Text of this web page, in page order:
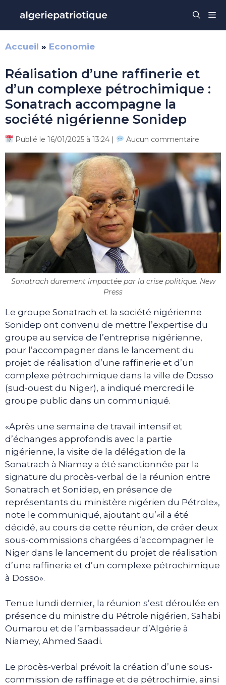
contenu
Accueil » Economie
Réalisation d’une raffinerie et
d’un complexe pétrochimique :
Sonatrach accompagne la
société nigérienne Sonidep
Publié le 16/01/2025 à 13:24 | Aucun commentaire
Sonatrach durement impactée par la crise politique. New
Press
Le groupe Sonatrach et la société nigérienne
Sonidep ont convenu de mettre l’expertise du
groupe au service de l’entreprise nigérienne,
pour l’accompagner dans le lancement du
projet de réalisation d’une raffinerie et d’un
complexe pétrochimique dans la ville de Dosso
(sud-ouest du Niger), a indiqué mercredi le
groupe public dans un communiqué.
«Après une semaine de travail intensif et
d’échanges approfondis avec la partie
nigérienne, la visite de la délégation de la
Sonatrach à Niamey a été sanctionnée par la
signature du procès-verbal de la réunion entre
Sonatrach et Sonidep, en présence de
représentants du ministère nigérien du Pétrole»,
note le communiqué, ajoutant qu’«il a été
décidé, au cours de cette réunion, de créer deux
sous-commissions chargées d’accompagner le
Niger dans le lancement du projet de réalisation
d’une raffinerie et d’un complexe pétrochimique
à Dosso».
Tenue lundi dernier, la réunion s’est déroulée en
présence du ministre du Pétrole nigérien, Sahabi
Oumarou et de l’ambassadeur d’Algérie à
Niamey, Ahmed Saadi.
Le procès-verbal prévoit la création d’une sous-
commission de raffinage et de pétrochimie, ainsi